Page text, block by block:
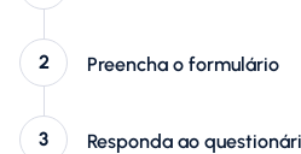
Preencha o formulário
Responda ao